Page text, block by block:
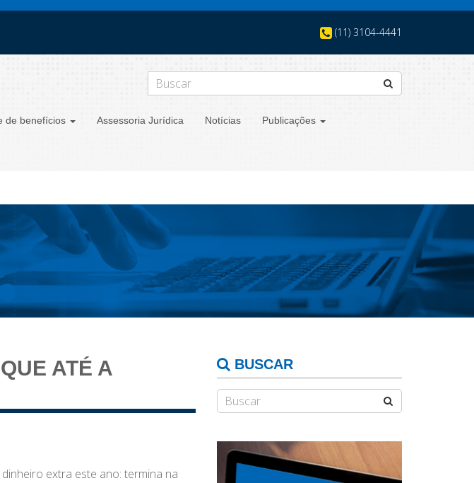
(11) 3104-4441
de benefícios Assessoria Jurídica Notícias Publicações
ATÉ A
extra este ano: termina na
BUSCAR